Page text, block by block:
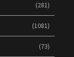
(281)
(1081)
(73)